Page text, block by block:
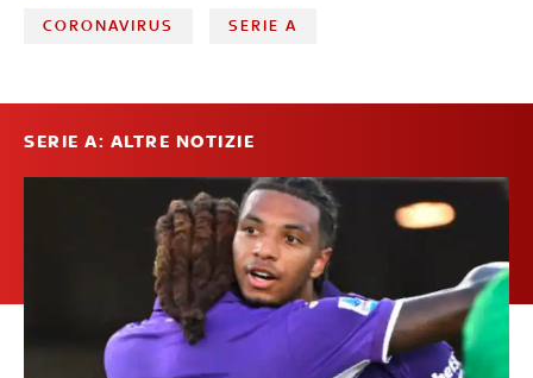
CORONAVIRUS SERIE A
SERIE A: ALTRE NOTIZIE